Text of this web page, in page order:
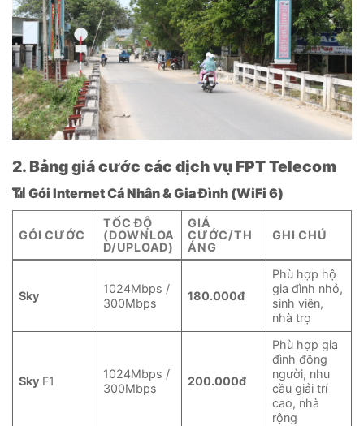
2. Bảng giá cước các dịch vụ FPT Telecom
📶 Gói Internet Cá Nhân & Gia Đình (WiFi 6)
GÓI CƯỚC
TỐC ĐỘ
(DOWNLOA
D/UPLOAD)
GIÁ
CƯỚC/TH
ÁNG
GHI CHÚ
Sky
1024Mbps /
300Mbps
180.000đ
Phù hợp hộ
gia đình nhỏ,
sinh viên,
nhà trọ
Sky F1
1024Mbps /
300Mbps
200.000đ
Phù hợp gia
đình đông
người, nhu
cầu giải trí
cao, nhà
rộng